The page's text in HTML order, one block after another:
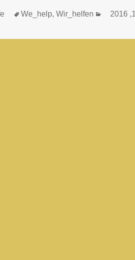
التصنيفات We_help, Wir_helfen